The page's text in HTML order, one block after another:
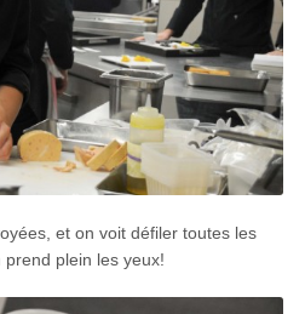
et on voit défiler toutes les
plein les yeux!